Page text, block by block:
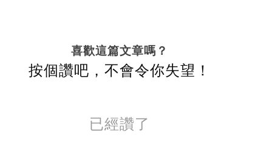
喜歡這篇文章嗎？
按個讚吧，不會令你失望！
已經讚了